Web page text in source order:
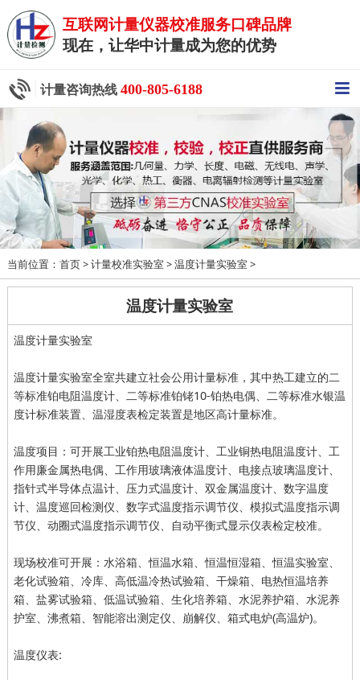
互联网计量仪器校准服务口碑品牌
现在，让华中计量成为您的优势
计量咨询热线 400-805-6188
当前位置： 首页> 计量校准实验室 > 温度计量实验室 >
温度计量实验室
温度计量实验室
温度计量实验室全室共建立社会公用计量标准，其中热工建立的二
等标准铂电阻温度计、二等标准铂铑10-铂热电偶、二等标准水银温
度计标准装置、温湿度表检定装置是地区高计量标准。
温度项目：可开展工业铂热电阻温度计、工业铜热电阻温度计、工
作用廉金属热电偶、工作用玻璃液体温度计、电接点玻璃温度计、
指针式半导体点温计、压力式温度计、双金属温度计、数字温度
计、温度巡回检测仪、数字式温度指示调节仪、模拟式温度指示调
节仪、动圈式温度指示调节仪、自动平衡式显示仪表检定校准。
现场校准可开展：水浴箱、恒温水箱、恒温恒湿箱、恒温实验室、
老化试验箱、冷库、高低温冷热试验箱、干燥箱、电热恒温培养
箱、盐雾试验箱、低温试验箱、生化培养箱、水泥养护箱、水泥养
护室、沸煮箱、智能溶出测定仪、崩解仪、箱式电炉(高温炉)。
温度仪表: